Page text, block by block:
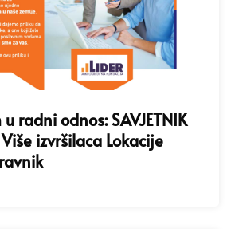
radni odnos: SAVJETNIK
izvršilaca Lokacije